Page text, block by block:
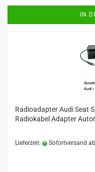
IN
Radioadapter Audi Seat
Radiokabel Adapter
Lieferzeit: Sofortversand